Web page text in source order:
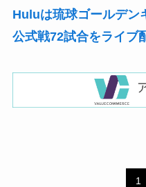
Huluは琉球ゴールデン
公式戦72試合をライブ
1